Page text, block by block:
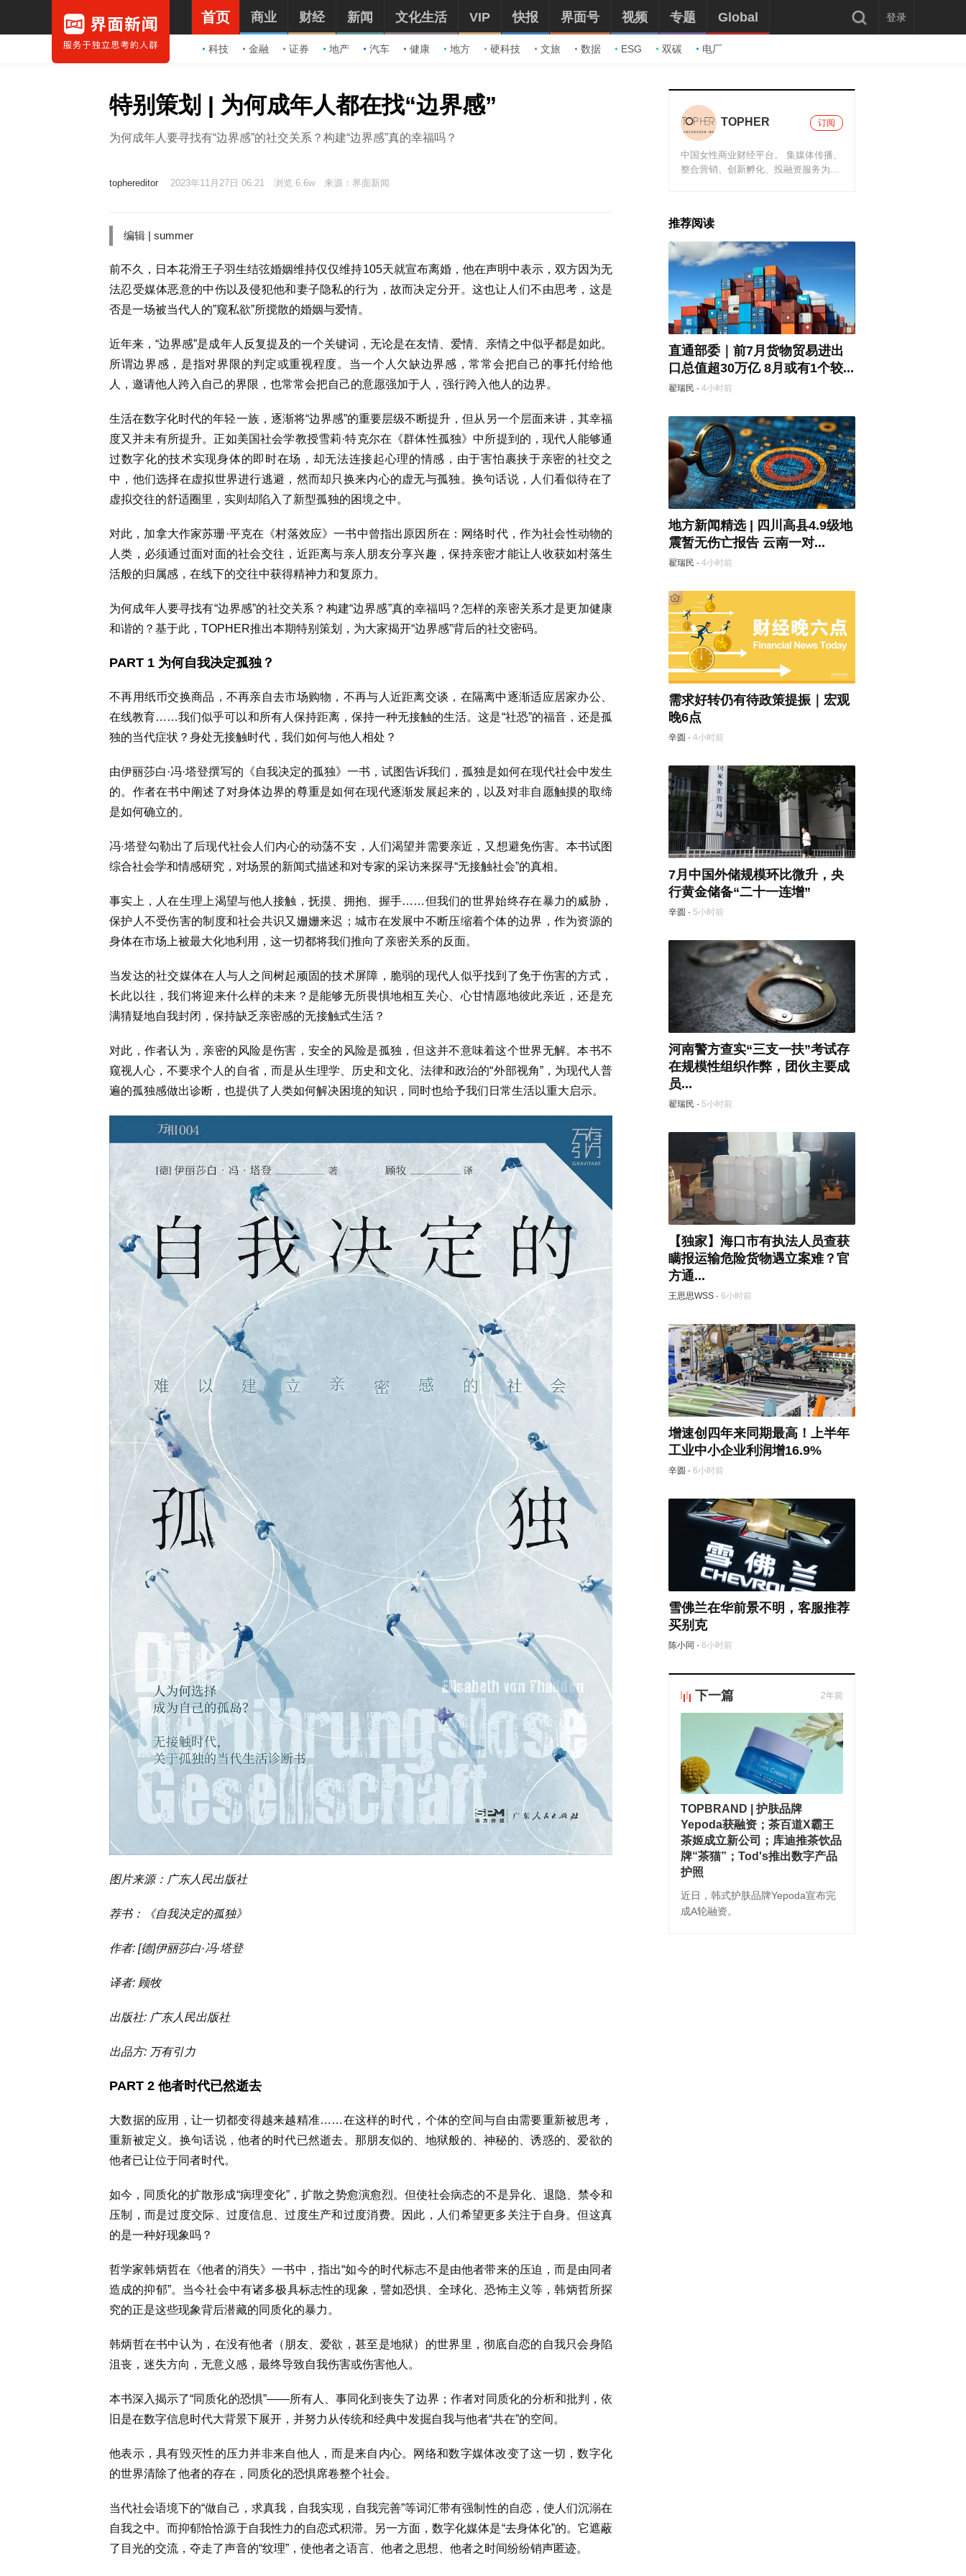
首页
科技 金融 证券 地产 汽车 健康 地方 硬科技 文旅 数据 ESG 双碳 电厂
商业 财经 新闻 文化生活 VIP 快报 界面号 视频 专题 Global 登录
特别策划 | 为何成年人都在找“边界感”
为何成年人要寻找有“边界感”的社交关系？构建“边界感”真的幸福吗？
tophereditor 2023年11月27日 06:21 浏览 6.6w 来源：界面新闻
编辑 | summer
前不久，日本花滑王子羽生结弦婚姻维持仅仅维持105天就宣布离婚，他在声明中表示，双方因为无
法忍受媒体恶意的中伤以及侵犯他和妻子隐私的行为，故而决定分开。这也让人们不由思考，这是
否是一场被当代人的”窥私欲”所搅散的婚姻与爱情。
近年来，“边界感”是成年人反复提及的一个关键词，无论是在友情、爱情、亲情之中似乎都是如此。
所谓边界感，是指对界限的判定或重视程度。当一个人欠缺边界感，常常会把自己的事托付给他
人，邀请他人跨入自己的界限，也常常会把自己的意愿强加于人，强行跨入他人的边界。
生活在数字化时代的年轻一族，逐渐将“边界感”的重要层级不断提升，但从另一个层面来讲，其幸福
度又并未有所提升。正如美国社会学教授雪莉·特克尔在《群体性孤独》中所提到的，现代人能够通
过数字化的技术实现身体的即时在场，却无法连接起心理的情感，由于害怕裹挟于亲密的社交之
中，他们选择在虚拟世界进行逃避，然而却只换来内心的虚无与孤独。换句话说，人们看似待在了
虚拟交往的舒适圈里，实则却陷入了新型孤独的困境之中。
对此，加拿大作家苏珊·平克在《村落效应》一书中曾指出原因所在：网络时代，作为社会性动物的
人类，必须通过面对面的社会交往，近距离与亲人朋友分享兴趣，保持亲密才能让人收获如村落生
活般的归属感，在线下的交往中获得精神力和复原力。
为何成年人要寻找有“边界感”的社交关系？构建“边界感”真的幸福吗？怎样的亲密关系才是更加健康
和谐的？基于此，TOPHER推出本期特别策划，为大家揭开“边界感”背后的社交密码。
PART 1 为何自我决定孤独？
不再用纸币交换商品，不再亲自去市场购物，不再与人近距离交谈，在隔离中逐渐适应居家办公、
在线教育……我们似乎可以和所有人保持距离，保持一种无接触的生活。这是“社恐”的福音，还是孤
独的当代症状？身处无接触时代，我们如何与他人相处？
由伊丽莎白·冯·塔登撰写的《自我决定的孤独》一书，试图告诉我们，孤独是如何在现代社会中发生
的。作者在书中阐述了对身体边界的尊重是如何在现代逐渐发展起来的，以及对非自愿触摸的取缔
是如何确立的。
冯·塔登勾勒出了后现代社会人们内心的动荡不安，人们渴望并需要亲近，又想避免伤害。本书试图
综合社会学和情感研究，对场景的新闻式描述和对专家的采访来探寻“无接触社会”的真相。
事实上，人在生理上渴望与他人接触，抚摸、拥抱、握手……但我们的世界始终存在暴力的威胁，
保护人不受伤害的制度和社会共识又姗姗来迟；城市在发展中不断压缩着个体的边界，作为资源的
身体在市场上被最大化地利用，这一切都将我们推向了亲密关系的反面。
当发达的社交媒体在人与人之间树起顽固的技术屏障，脆弱的现代人似乎找到了免于伤害的方式，
长此以往，我们将迎来什么样的未来？是能够无所畏惧地相互关心、心甘情愿地彼此亲近，还是充
满猜疑地自我封闭，保持缺乏亲密感的无接触式生活？
对此，作者认为，亲密的风险是伤害，安全的风险是孤独，但这并不意味着这个世界无解。本书不
窥视人心，不要求个人的自省，而是从生理学、历史和文化、法律和政治的“外部视角”，为现代人普
遍的孤独感做出诊断，也提供了人类如何解决困境的知识，同时也给予我们日常生活以重大启示。
图片来源：广东人民出版社
荐书：《自我决定的孤独》
作者: [德]伊丽莎白·冯·塔登
译者: 顾牧
出版社: 广东人民出版社
出品方: 万有引力
PART 2 他者时代已然逝去
大数据的应用，让一切都变得越来越精准……在这样的时代，个体的空间与自由需要重新被思考，
重新被定义。换句话说，他者的时代已然逝去。那朋友似的、地狱般的、神秘的、诱惑的、爱欲的
他者已让位于同者时代。
如今，同质化的扩散形成“病理变化”，扩散之势愈演愈烈。但使社会病态的不是异化、退隐、禁令和
压制，而是过度交际、过度信息、过度生产和过度消费。因此，人们希望更多关注于自身。但这真
的是一种好现象吗？
哲学家韩炳哲在《他者的消失》一书中，指出“如今的时代标志不是由他者带来的压迫，而是由同者
造成的抑郁”。当今社会中有诸多极具标志性的现象，譬如恐惧、全球化、恐怖主义等，韩炳哲所探
究的正是这些现象背后潜藏的同质化的暴力。
韩炳哲在书中认为，在没有他者（朋友、爱欲，甚至是地狱）的世界里，彻底自恋的自我只会身陷
沮丧，迷失方向，无意义感，最终导致自我伤害或伤害他人。
本书深入揭示了“同质化的恐惧”——所有人、事同化到丧失了边界；作者对同质化的分析和批判，依
旧是在数字信息时代大背景下展开，并努力从传统和经典中发掘自我与他者“共在”的空间。
他表示，具有毁灭性的压力并非来自他人，而是来自内心。网络和数字媒体改变了这一切，数字化
的世界清除了他者的存在，同质化的恐惧席卷整个社会。
当代社会语境下的“做自己，求真我，自我实现，自我完善”等词汇带有强制性的自恋，使人们沉溺在
自我之中。而抑郁恰恰源于自我性力的自恋式积滞。另一方面，数字化媒体是“去身体化”的。它遮蔽
了目光的交流，夺走了声音的“纹理”，使他者之语言、他者之思想、他者之时间纷纷销声匿迹。
TOPHER 订阅
中国女性商业财经平台。 集媒体传播、
整合营销、创新孵化、投融资服务为一
推荐阅读
直通部委｜前7月货物贸易进出
口总值超30万亿 8月或有1个较...
翟瑞民 · 4小时前
地方新闻精选 | 四川高县4.9级地
震暂无伤亡报告 云南一对...
翟瑞民 · 4小时前
需求好转仍有待政策提振｜宏观
晚6点
辛圆 · 4小时前
7月中国外储规模环比微升，央
行黄金储备“二十一连增”
辛圆 · 5小时前
河南警方查实“三支一扶”考试存
在规模性组织作弊，团伙主要成
员...
翟瑞民 · 5小时前
【独家】海口市有执法人员查获
瞒报运输危险货物遇立案难？官
方通...
王思思WSS · 6小时前
增速创四年来同期最高！上半年
工业中小企业利润增16.9%
辛圆 · 6小时前
雪佛兰在华前景不明，客服推荐
买别克
陈小同 · 6小时前
下一篇 2年前
TOPBRAND | 护肤品牌
Yepoda获融资；茶百道X霸王
茶姬成立新公司；库迪推茶饮品
牌“茶猫”；Tod's推出数字产品
护照
近日，韩式护肤品牌Yepoda宣布完
成A轮融资。